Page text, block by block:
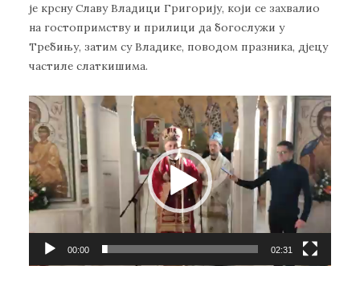
је крсну Славу Владици Григорију, који се захвалио
на гостопримству и прилици да богослужи у
Требињу, затим су Владике, поводом празника, дјецу
частиле слаткишима.
Прегледач
видео
записа
00:00 02:31